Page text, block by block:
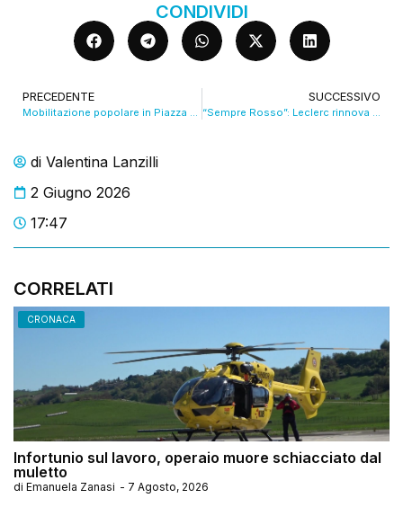
di Valentina Lanzilli
2 Giugno 2026
17:47
CORRELATI
CRONACA
Infortunio sul lavoro, operaio muore schiacciato dal
muletto
di Emanuela Zanasi - 7 Agosto, 2026
CONDIVIDI
PRECEDENTE
Mobilitazione popolare in Piazza Grande per ripudiare la guerra. VIDEO
SUCCESSIVO
“Sempre Rosso”: Leclerc rinnova “a vita” con la Ferrari VIDEO